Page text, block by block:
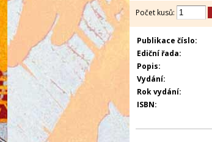
Počet kusů:
Publikace číslo:
Ediční řada:
Popis:
Vydání:
Rok vydání:
ISBN: